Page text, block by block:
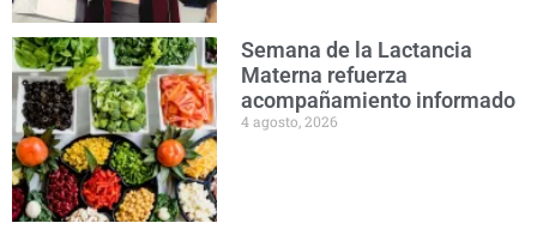
Semana de la Lactancia
Materna refuerza
acompañamiento informado
4 agosto, 2026